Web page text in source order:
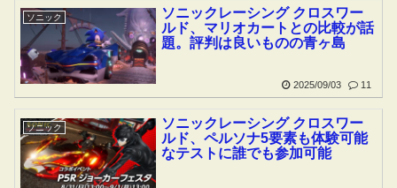
ソニック
ソニックレーシング クロスワー
ルド、マリオカートとの比較が話
題。評判は良いものの青ヶ島
2025/09/03 11
ソニック
ソニックレーシング クロスワー
ルド、ペルソナ5要素も体験可能
なテストに誰でも参加可能